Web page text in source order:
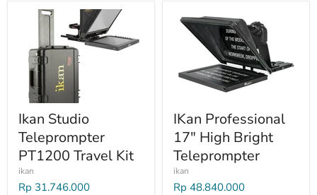
Ikan Studio
Teleprompter
PT1200 Travel Kit
ikan
Rp 31.746.000
IKan Professional
17" High Bright
Teleprompter
ikan
Rp 48.840.000